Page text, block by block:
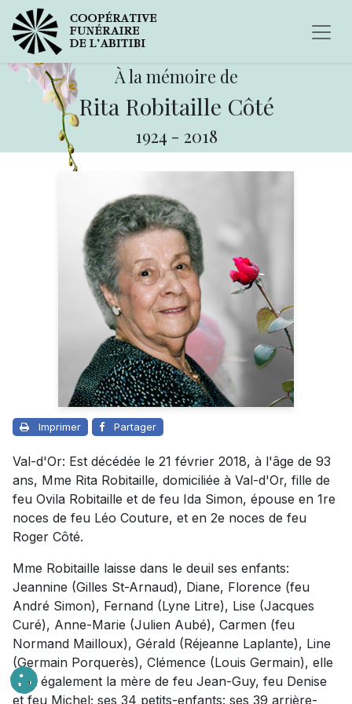
À la mémoire de
Rita Robitaille Côté
1924 - 2018
Imprimer Partager
Val-d'Or: Est décédée le 21 février 2018, à l'âge de 93
ans, Mme Rita Robitaille, domiciliée à Val-d'Or, fille de
feu Ovila Robitaille et de feu Ida Simon, épouse en 1re
noces de feu Léo Couture, et en 2e noces de feu
Roger Côté.
Mme Robitaille laisse dans le deuil ses enfants:
Jeannine (Gilles St-Arnaud), Diane, Florence (feu
André Simon), Fernand (Lyne Litre), Lise (Jacques
Curé), Anne-Marie (Julien Aubé), Carmen (feu
Normand Mailloux), Gérald (Réjeanne Laplante), Line
(Germain Porquerès), Clémence (Louis Germain), elle
était également la mère de feu Jean-Guy, feu Denise
et feu Michel; ses 34 petits-enfants: ses 39 arrière-